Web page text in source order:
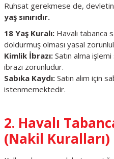
Ruhsat gerekmese de,
yaş sınırıdır.
18 Yaş Kuralı: Havalı tabanca
doldurmuş olması yasal
Kimlik İbrazı: Satın alma işlemi
ibrazı zorunludur.
Sabıka Kaydı: Satın alım için
istenmemektedir.
2. Havalı
(Nakil Kuralları)